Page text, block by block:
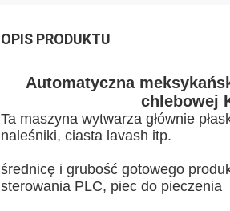
OPIS PRODUKTU
Automatyczna
chlebowej
Ta maszyna wytwarza głównie
naleśniki, ciasta lavash itp.
średnicę i grubość gotowego
sterowania PLC, piec do pieczenia